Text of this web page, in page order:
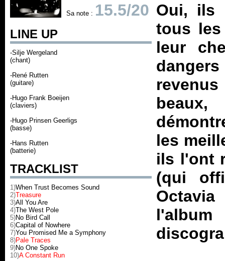
Sa note : 15.5/20
LINE UP
-Silje Wergeland
(chant)
-René Rutten
(guitare)
-Hugo Frank Boeijen
(claviers)
-Hugo Prinsen Geerligs
(basse)
-Hans Rutten
(batterie)
TRACKLIST
1)When Trust Becomes Sound
2)Treasure
3)All You Are
4)The West Pole
5)No Bird Call
6)Capital of Nowhere
7)You Promised Me a Symphony
8)Pale Traces
9)No One Spoke
10)A Constant Run
Oui, ils
tous
leur
les
ils l'ont
(qui